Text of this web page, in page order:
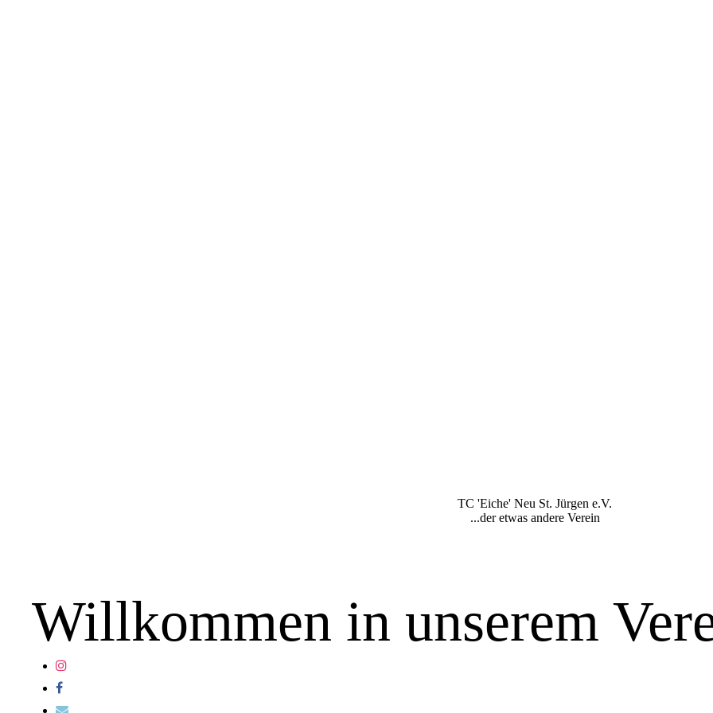
TC 'Eiche' Neu St. Jürgen e.V.
...der etwas andere Verein
Willkommen in unserem